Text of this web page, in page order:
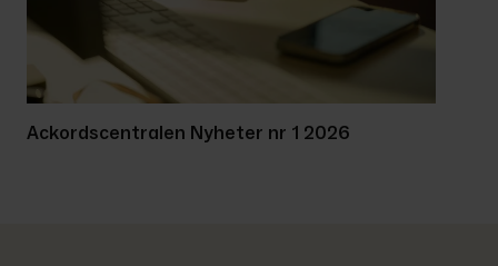
Ackordscentralen Nyheter nr 1 2026